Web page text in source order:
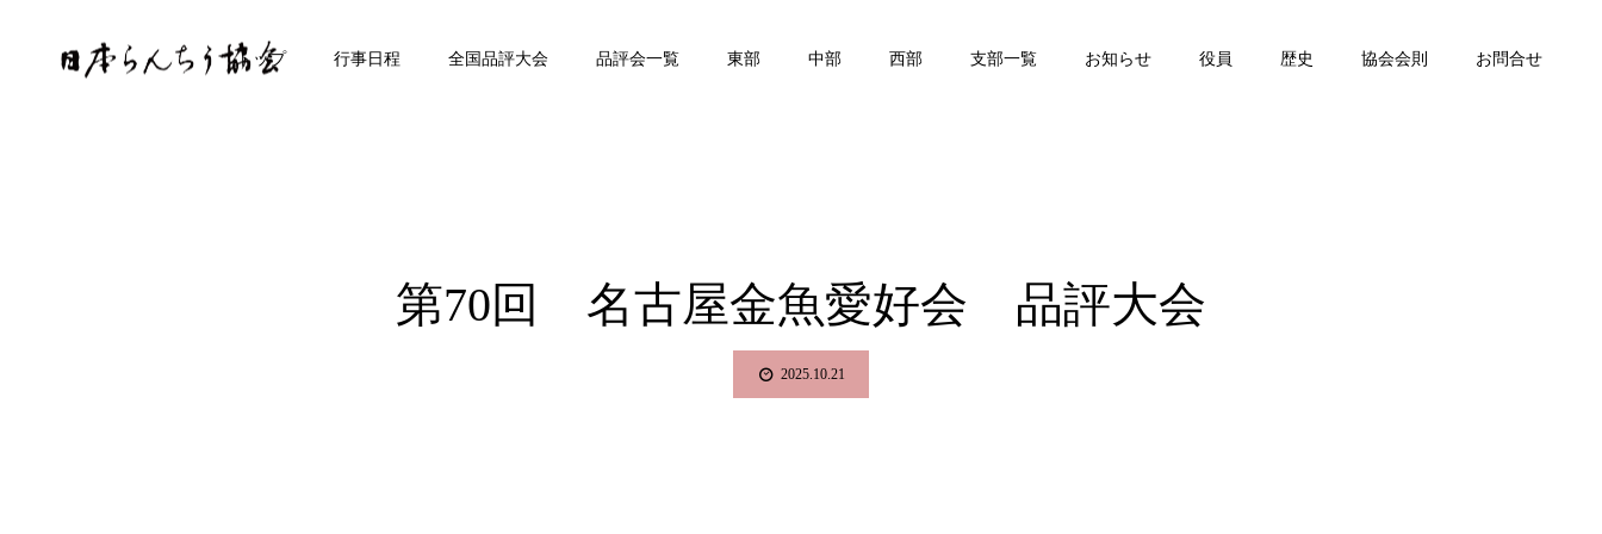
トップ 行事日程 全国品評大会 品評会一覧 東部 中部 西部 支部一覧 お知らせ 役員 歴史 協会会則 お問合せ
第70回 名古屋金魚愛好会 品評大会
2025.10.21